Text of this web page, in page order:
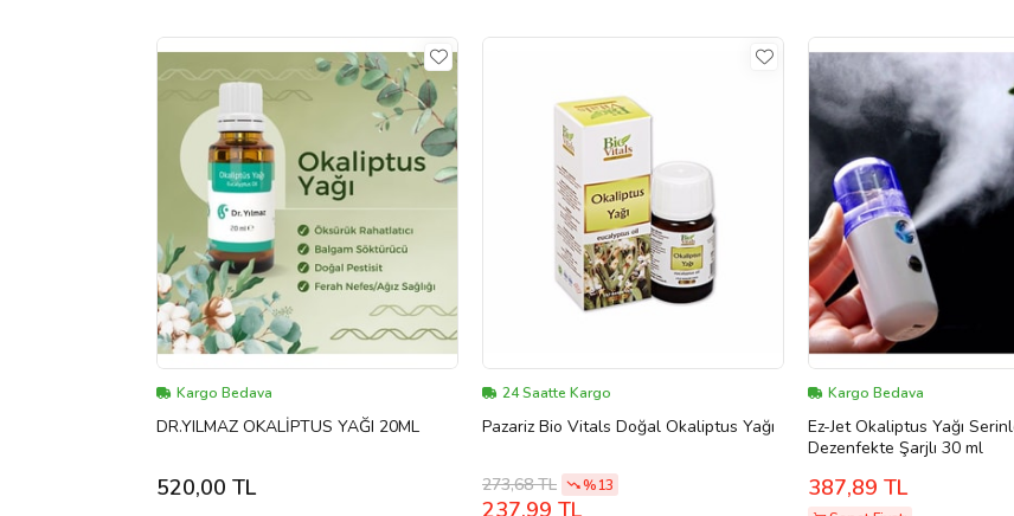
Kargo Bedava
DR.YILMAZ OKALİPTUS YAĞI 20ML
520,00 TL
24 Saatte Kargo
Pazariz Bio Vitals Doğal Okaliptus Yağı
273,68 TL %13
237,99 TL
Kargo Bedava
Ez-Jet Okaliptus Yağı
Dezenfekte Şarjlı 30 ml
387,89 TL